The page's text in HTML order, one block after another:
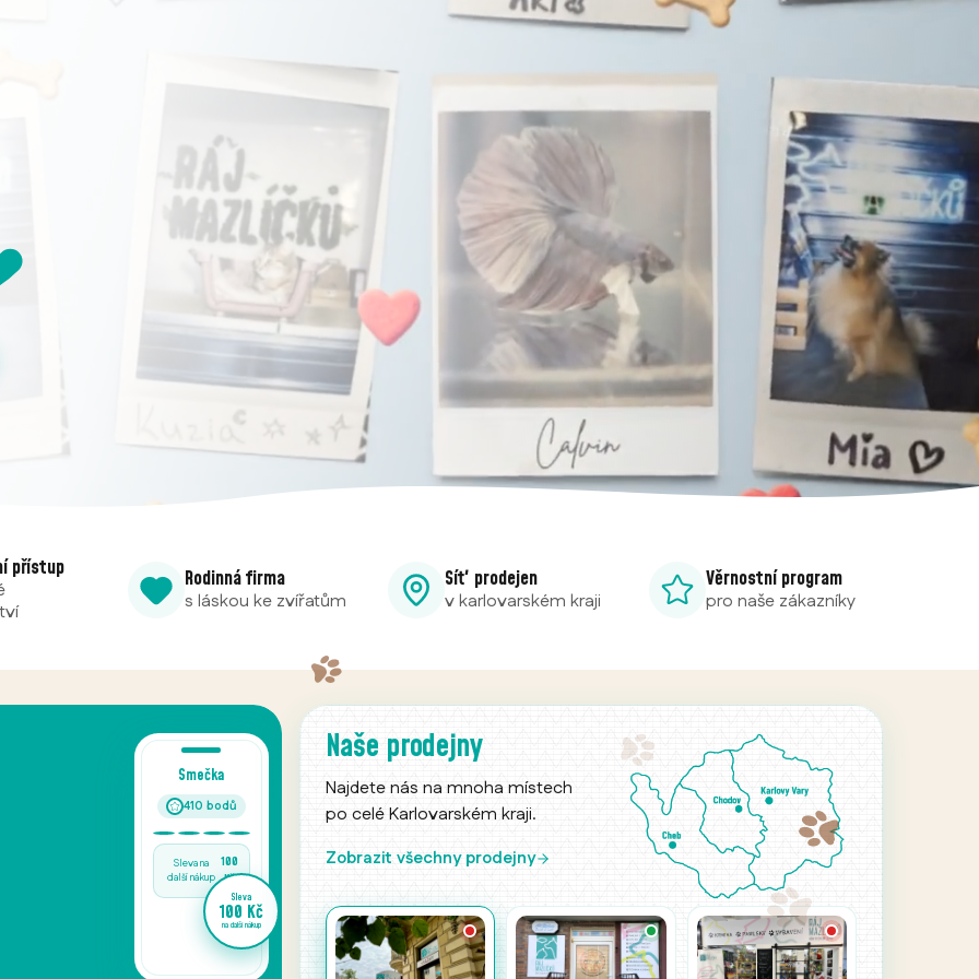
přístup Rodinná firma
s láskou ke zvířatům
Síť prodejen
v karlovarském kraji
Věrnostní program
pro naše zákazníky
24/7 obchod
v Chodově
Prodejní automat Ráj mazlíčků u
pobočky v Chodově je k dispozici
nonstop – krmiva a chovatelské
potřeby pro vaše mazlíčky kdykoliv
potřebujete.
Naše prodejny
Najdete nás na mnoha místech
po celé Karlovarském kraji.
Zobrazit všechny prodejny